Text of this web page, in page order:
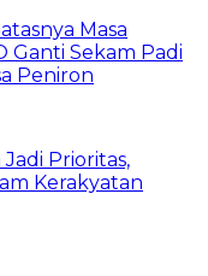
Masa
Ganti Sekam Padi
Peniron
Prioritas,
Kerakyatan